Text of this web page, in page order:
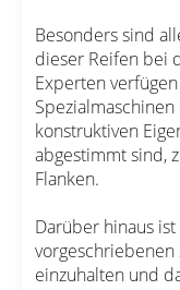
Besonders sind
dieser Reifen bei
Experten
konstruktiven
abgestimmt sind,
Flanken.
Darüber hinaus
vorgeschriebenen
einzuhalten und